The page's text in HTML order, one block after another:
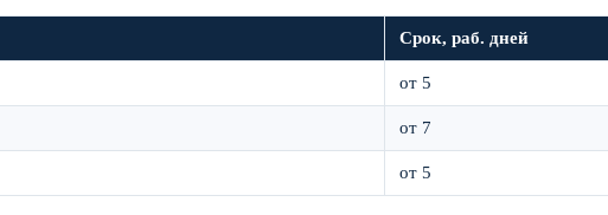
Срок, раб. дней
от 5
от 7
от 5